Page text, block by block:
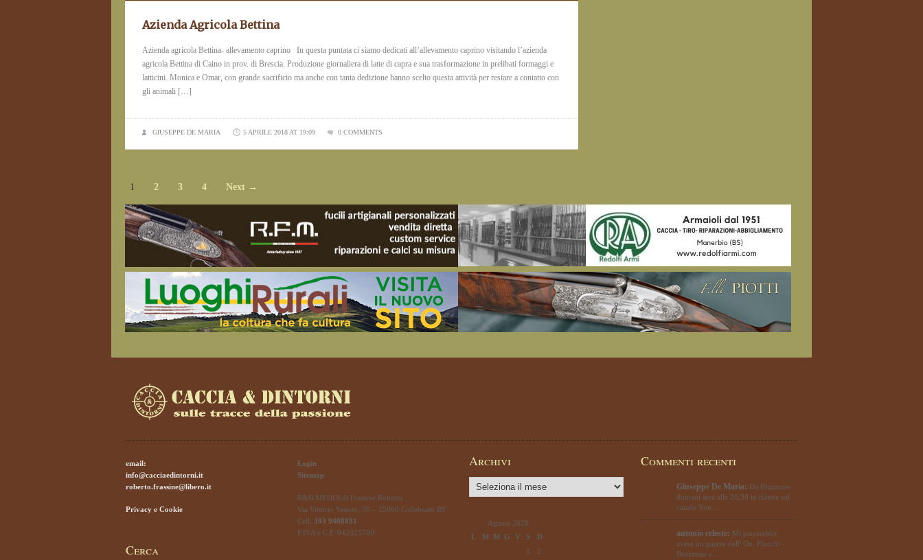
Azienda Agricola Bettina
Azienda agricola Bettina- allevamento caprino In questa puntata ci siamo dedicati all’allevamento caprino visitando l’azienda
agricola Bettina di Caino in prov. di Brescia. Produzione giornaliera di latte di capra e sua trasformazione in prelibati formaggi e
latticini. Monica e Omar, con grande sacrificio ma anche con tanta dedizione hanno scelto questa attività per restare a contatto con
gli animali […]
GIUSEPPE DE MARIA 5 APRILE 2018 AT 19:09 0 COMMENTS
1 2 3 4 Next →
email:
info@cacciaedintorni.it
roberto.frassine@libero.it
Privacy e Cookie
Cerca
Login
Sitemap
R&B MEDIA di Frassine Roberto
Via Vittorio Veneto, 38 – 25060 Collebeato BS
Cell. 393 9408881
P.IVA e C.F. 042325709
Archivi
Archivi
Agosto 2026
L
M M G V S
D
1
2
Commenti recenti
Giuseppe De Maria: Da Bruzzone
domani sera alle 20,30 in diretta sul
canale You…
antonio celeste: Mi piacerebbe
avere un parere dell' On. Fiocchi -
Bruzzone e…